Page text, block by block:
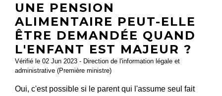
UNE PENSION
ALIMENTAIRE PEUT-ELLE
ÊTRE DEMANDÉE QUAND
L'ENFANT EST MAJEUR ?
Vérifié le 02 Jun 2023 - Direction de l'information légale et
administrative (Première ministre)
Oui, c'est possible si le parent qui l'assume seul fait